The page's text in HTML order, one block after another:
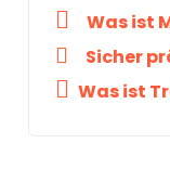
Was ist
Sicher
Was ist